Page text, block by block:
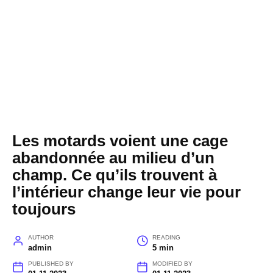
Les motards voient une cage
abandonnée au milieu d’un
champ. Ce qu’ils trouvent à
l’intérieur change leur vie pour
toujours
AUTHOR
admin
READING
5 min
PUBLISHED BY MODIFIED BY